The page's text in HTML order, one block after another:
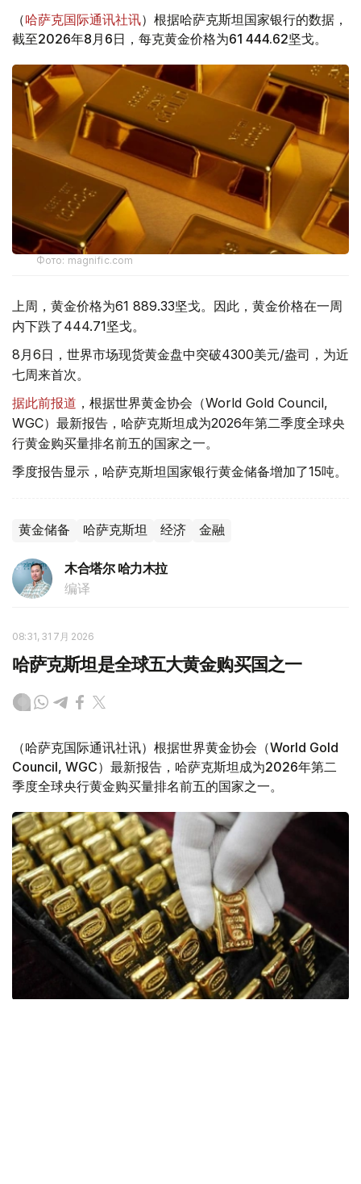
（哈萨克国际通讯社讯）根据哈萨克斯坦国家银行的数据，
截至2026年8月6日，每克黄金价格为61 444.62坚戈。
Фото: magnific.com
上周，黄金价格为61 889.33坚戈。因此，黄金价格在一周
内下跌了444.71坚戈。
8月6日，世界市场现货黄金盘中突破4300美元/盎司，为近
七周来首次。
据此前报道 ，根据世界黄金协会（World Gold Council,
WGC）最新报告，哈萨克斯坦成为2026年第二季度全球央
行黄金购买量排名前五的国家之一。
季度报告显示，哈萨克斯坦国家银行黄金储备增加了15吨。
黄金储备 哈萨克斯坦 经济 金融
木合塔尔 哈力木拉
编译
08:31, 31 7月 2026
哈萨克斯坦是全球五大黄金购买国之一
（哈萨克国际通讯社讯）根据世界黄金协会（World Gold
Council, WGC）最新报告，哈萨克斯坦成为2026年第二
季度全球央行黄金购买量排名前五的国家之一。